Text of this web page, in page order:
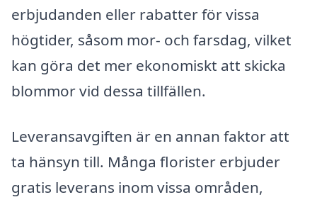
erbjudanden eller rabatter för vissa
högtider, såsom mor- och farsdag, vilket
kan göra det mer ekonomiskt att skicka
blommor vid dessa tillfällen.
Leveransavgiften är en annan faktor att
ta hänsyn till. Många florister erbjuder
gratis leverans inom vissa områden,